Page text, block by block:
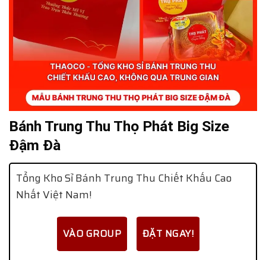
Bánh Trung Thu Thọ Phát Big Size
Đậm Đà
Tổng Kho Sỉ Bánh Trung Thu Chiết Khấu Cao
Nhất Việt Nam!
VÀO GROUP ĐẶT NGAY!